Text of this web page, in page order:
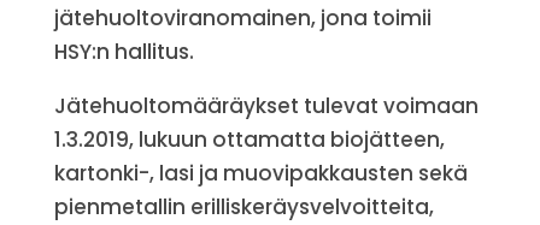
jätehuoltoviranomainen, jona toimii
HSY:n hallitus.
Jätehuoltomääräykset tulevat voimaan
1.3.2019, lukuun ottamatta biojätteen,
kartonki-, lasi ja muovipakkausten sekä
pienmetallin erilliskeräysvelvoitteita,